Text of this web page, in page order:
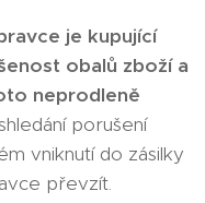
je kupující
obalů zboží a
neprodleně
porušení
vniknutí do zásilky
převzít.